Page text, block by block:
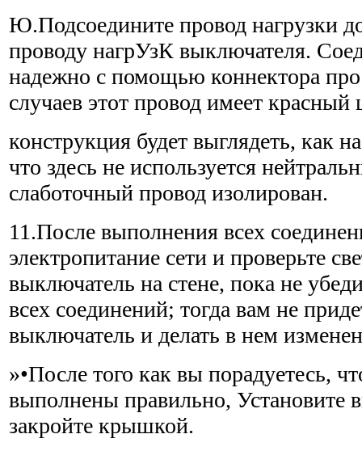
Ю.Подсоедините провод нагрузки
проводу нагрУзК выключателя.
надежно с помощью коннектора
случаев этот провод имеет красный
конструкция будет выглядеть, как
что здесь не исполь­зуется
слаботочный провод изолирован.
11.После выполнения всех
электропитание сети и проверьте
выключатель на стене, пока не
всех соединений; тогда вам не
выключатель и делать в нем
»•После того как вы порадуетесь,
выполнены правильно, Установите
закройте крышкой.